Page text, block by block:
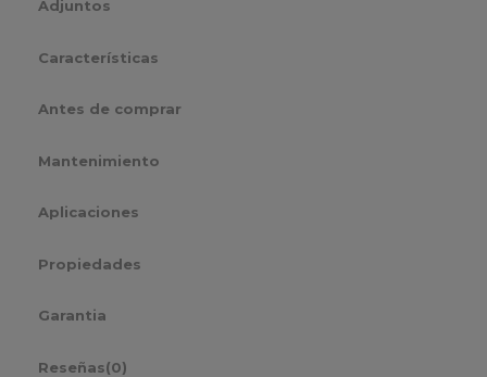
Adjuntos
Características
Antes de comprar
Mantenimiento
Aplicaciones
Propiedades
Garantia
Reseñas(0)